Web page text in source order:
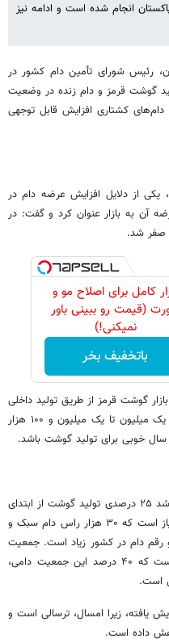
انجام شده است و ادامه نیز
رئیس شورای تأمین دام کشور در
گوشت قرمز و دام زنده در وضعیت
کشتاری افزایش قابل توجهی
یکی از دلایل افزایش عرضه دام در
آن به بازار عنوان کرد و گفت: در
صفر شد.
کامل برای اصلاح مو و
(قیمت رو ببینی باور
نمیکنی!)
باتخفیف بخر
در حال حاضر ۸۵ تا ۹۰ درصد بازار گوشت قرمز از طریق تولید داخلی
در حال تامین است. کل نیاز کشور به دام، یک میلیون تا یک میلیون و ۱۰۰ هزار
خوبی برای تولید گوشت باشد.
رئیس شورای تأمین دام کشور با اشاره به رشد ۲۵ درصدی تولید گوشت از ابتدای
امسال، گفت: با توجه به اینکه در هر روز نیاز است که ۳۰ هزار راس دام سبک و
رقم دام در کشور زیاد است. جمعیت
دامی ما در حال حاضر ۷۳ میلیون راس است که ۴۰ درصد این جمعیت دامی،
است.
یافته، زیرا امسال، ترسالی است و
داده است.